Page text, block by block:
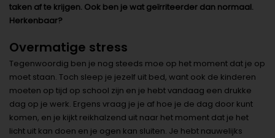
taken af te krijgen. Ook ben je wat geïrriteerder dan normaal.
Herkenbaar?
Overmatige stress
Tegenwoordig ben je nog steeds moe op het moment dat je op
moet staan. Toch sleep je jezelf uit bed, want ook de kinderen
moeten op tijd op school zijn en je hebt vandaag een drukke
dag op je werk. Ergens vraag je je af hoe je de dag door kunt
komen, en je kijkt reikhalzend uit naar het moment dat je het
licht uit kan doen en je ogen kan sluiten. Je hebt nauwelijks